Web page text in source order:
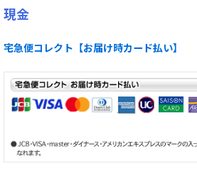
現金
宅急便コレクト【お届け時カード払い】